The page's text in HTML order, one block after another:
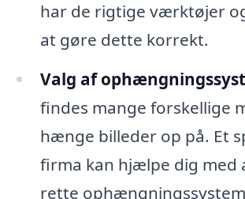
har de rigtige værktøjer
at gøre dette korrekt.
Valg af
findes mange forskellige
hænge billeder op på. Et
firma kan hjælpe dig med
rette